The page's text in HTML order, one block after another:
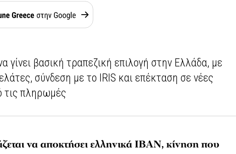
γίνει βασική τραπεζική επιλογή στην Ελλάδα, με
σύνδεση με το IRIS και επέκταση σε νέες
τις πληρωμές
να αποκτήσει ελληνικά IBAN, κίνηση που